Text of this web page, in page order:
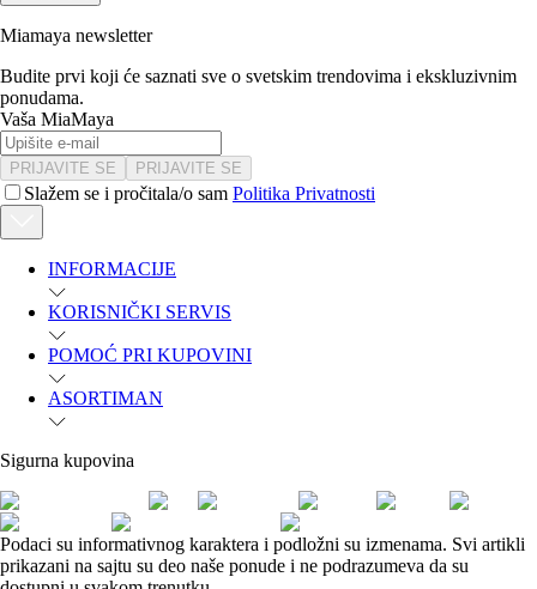
Miamaya newsletter
Budite prvi koji će saznati sve o svetskim trendovima i ekskluzivnim
ponudama.
Vaša MiaMaya
PRIJAVITE SE PRIJAVITE SE
Slažem se i pročitala/o sam Politika Privatnosti
INFORMACIJE
KORISNIČKI SERVIS
POMOĆ PRI KUPOVINI
ASORTIMAN
Sigurna kupovina
Podaci su informativnog karaktera i podložni su izmenama. Svi artikli
prikazani na sajtu su deo naše ponude i ne podrazumeva da su